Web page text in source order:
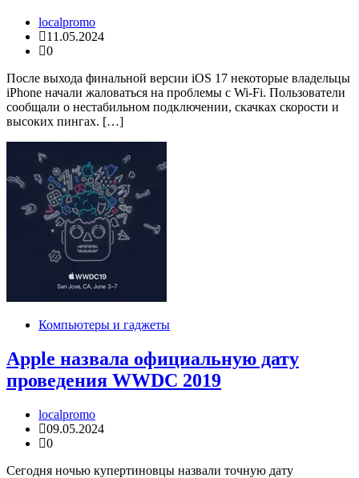
localpromo
11.05.2024
0
После выхода финальной версии iOS 17 некоторые владельцы
iPhone начали жаловаться на проблемы с Wi-Fi. Пользователи
сообщали о нестабильном подключении, скачках скорости и
высоких пингах. […]
Компьютеры и гаджеты
Apple назвала официальную дату
проведения WWDC 2019
localpromo
09.05.2024
0
Сегодня ночью купертиновцы назвали точную дату